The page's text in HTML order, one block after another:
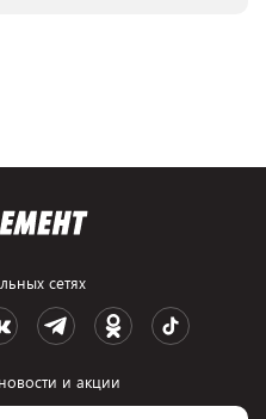
сетях
и акции